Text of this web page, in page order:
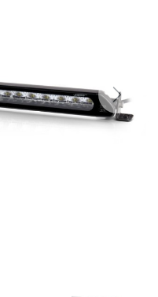
Next